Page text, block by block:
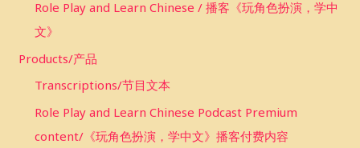
Role Play and Learn Chinese / 播客《玩角色扮演，学中
文》
Products/产品
Transcriptions/节目文本
Role Play and Learn Chinese Podcast Premium
content/《玩角色扮演，学中文》播客付费内容